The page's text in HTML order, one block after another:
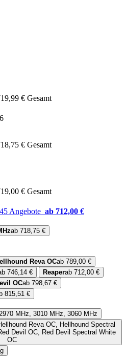
€ Gesamt
€ Gesamt
€ Gesamt
Angebote ab 712,00 €
ab 718,75 €
Reva OCab 789,00 €
746,14 € Reaperab 712,00 €
OCab 798,67 €
815,51 €
MHz, 3010 MHz, 3060 MHz
Devil OC, Red Devil Spectral White
OC